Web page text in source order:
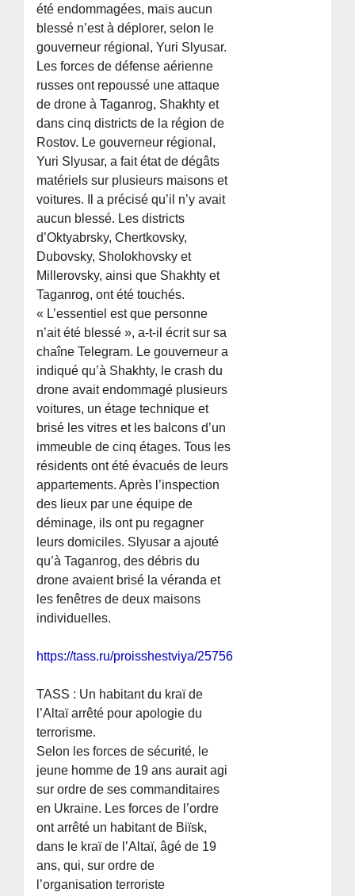
été endommagées, mais aucun
blessé n’est à déplorer, selon le
gouverneur régional, Yuri Slyusar.
Les forces de défense aérienne
russes ont repoussé une attaque
de drone à Taganrog, Shakhty et
dans cinq districts de la région de
Rostov. Le gouverneur régional,
Yuri Slyusar, a fait état de dégâts
matériels sur plusieurs maisons et
voitures. Il a précisé qu’il n’y avait
aucun blessé. Les districts
d’Oktyabrsky, Chertkovsky,
Dubovsky, Sholokhovsky et
Millerovsky, ainsi que Shakhty et
Taganrog, ont été touchés.
« L’essentiel est que personne
n’ait été blessé », a-t-il écrit sur sa
chaîne Telegram. Le gouverneur a
indiqué qu’à Shakhty, le crash du
drone avait endommagé plusieurs
voitures, un étage technique et
brisé les vitres et les balcons d’un
immeuble de cinq étages. Tous les
résidents ont été évacués de leurs
appartements. Après l’inspection
des lieux par une équipe de
déminage, ils ont pu regagner
leurs domiciles. Slyusar a ajouté
qu’à Taganrog, des débris du
drone avaient brisé la véranda et
les fenêtres de deux maisons
individuelles.
https://tass.ru/proisshestviya/25756779
TASS : Un habitant du kraï de
l’Altaï arrêté pour apologie du
terrorisme.
Selon les forces de sécurité, le
jeune homme de 19 ans aurait agi
sur ordre de ses commanditaires
en Ukraine. Les forces de l’ordre
ont arrêté un habitant de Biïsk,
dans le kraï de l’Altaï, âgé de 19
ans, qui, sur ordre de
l’organisation terroriste